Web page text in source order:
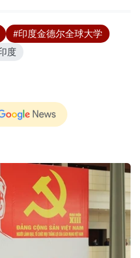
#印度金德尔全球大学
度